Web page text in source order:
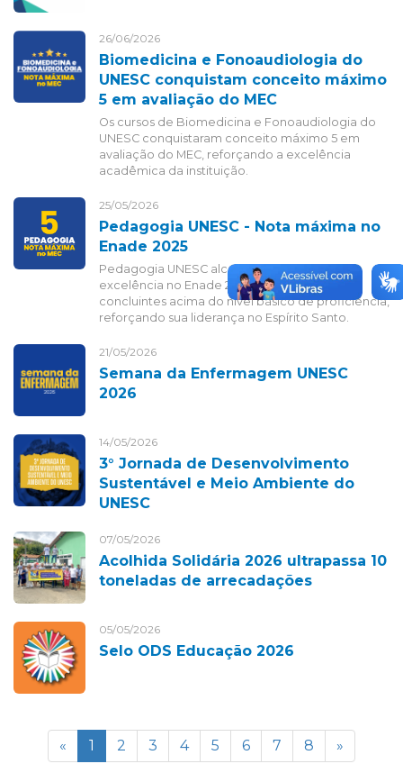
26/06/2026
Biomedicina e Fonoaudiologia do
UNESC conquistam conceito máximo
5 em avaliação do MEC
Os cursos de Biomedicina e Fonoaudiologia do
UNESC conquistaram conceito máximo 5 em
avaliação do MEC, reforçando a excelência
acadêmica da instituição.
25/05/2026
Pedagogia UNESC - Nota máxima no
Enade 2025
Pedagogia UNESC alcança resultado de
excelência no Enade 2025, com 100% dos
concluintes acima do nível básico de proficiência,
reforçando sua liderança no Espírito Santo.
21/05/2026
Semana da Enfermagem UNESC
2026
14/05/2026
3° Jornada de Desenvolvimento
Sustentável e Meio Ambiente do
UNESC
07/05/2026
Acolhida Solidária 2026 ultrapassa 10
toneladas de arrecadações
05/05/2026
Selo ODS Educação 2026
« 1 2 3 4 5 6 7 8 »